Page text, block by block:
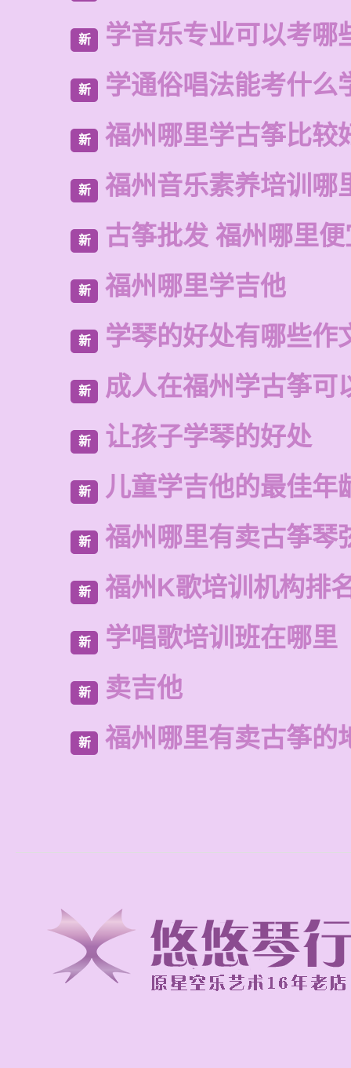
新 学音乐专业可以考哪
新 学通俗唱法能考什么
新 福州哪里学古筝比较
新 福州音乐素养培训哪
新 古筝批发 福州哪里
新 福州哪里学吉他
新 学琴的好处有哪些作
新 成人在福州学古筝可
新 让孩子学琴的好处
新 儿童学吉他的最佳年
新 福州哪里有卖古筝琴
新 福州K歌培训机构排
新 学唱歌培训班在哪里
新 卖吉他
新 福州哪里有卖古筝的